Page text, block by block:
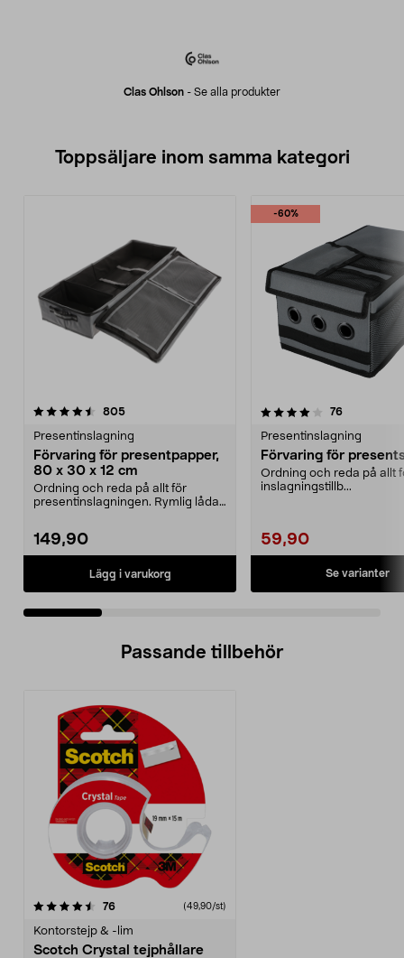
Clas Ohlson - Se alla produkter
Toppsäljare inom samma kategori
805recensioner
Presentinslagning
Förvaring för presentpapper,
80 x 30 x 12 cm
Ordning och reda på allt för
presentinslagningen. Rymlig låda
149,90
Lägg i varukorg
-60%
4.0 av 5 stjärnor 76recensioner
Presentinslagning
Förvaring för
Ordning och reda på allt
inslagningstillb...
59,90
Se varianter
4.5 av 5 stjärnor
Passande tillbehör
76recensioner (49,90/st)
Kontorstejp & -lim
Scotch Crystal tejphållare